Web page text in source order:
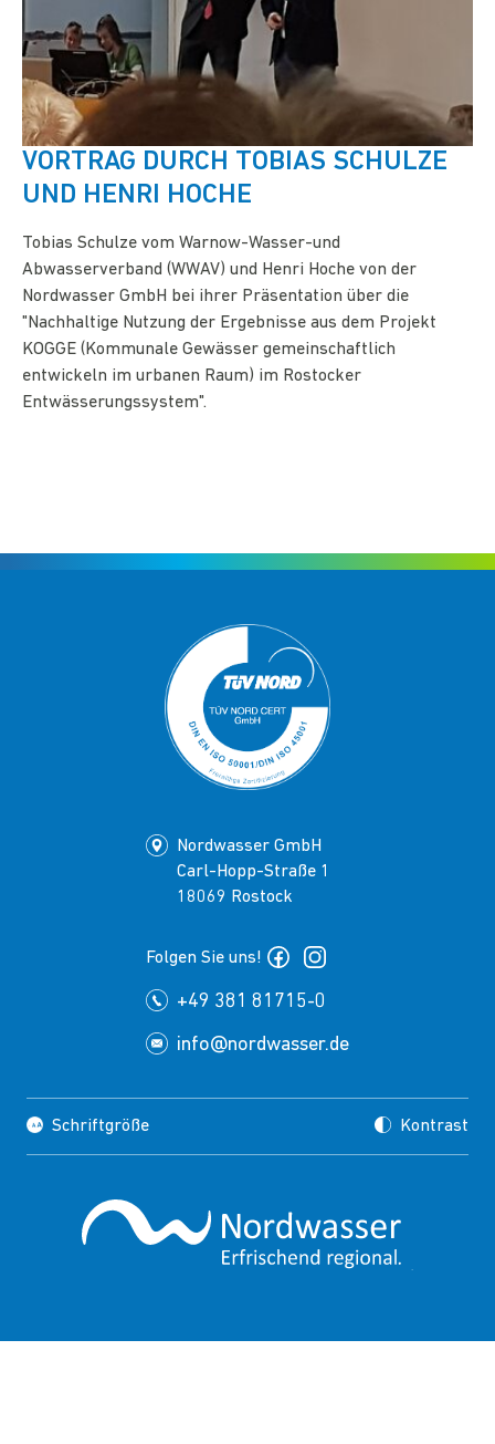
VORTRAG DURCH TOBIAS SCHULZE
UND HENRI HOCHE
Tobias Schulze vom Warnow-Wasser-und
Abwasserverband (WWAV) und Henri Hoche von der
Nordwasser GmbH bei ihrer Präsentation über die
"Nachhaltige Nutzung der Ergebnisse aus dem Projekt
KOGGE (Kommunale Gewässer gemeinschaftlich
entwickeln im urbanen Raum) im Rostocker
Entwässerungssystem".
+49 381 81715-0
info@nordwasser.de
Nordwasser GmbH
Carl-Hopp-Straße 1
18069 Rostock
Folgen Sie uns!
Schriftgröße Kontrast